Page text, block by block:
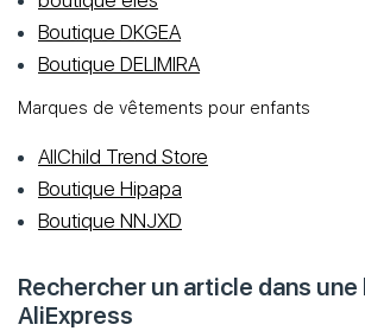
Boutique DKGEA
Boutique DELIMIRA
Marques de vêtements pour enfants
AllChild Trend Store
Boutique Hipapa
Boutique NNJXD
Rechercher un article dans
AliExpress